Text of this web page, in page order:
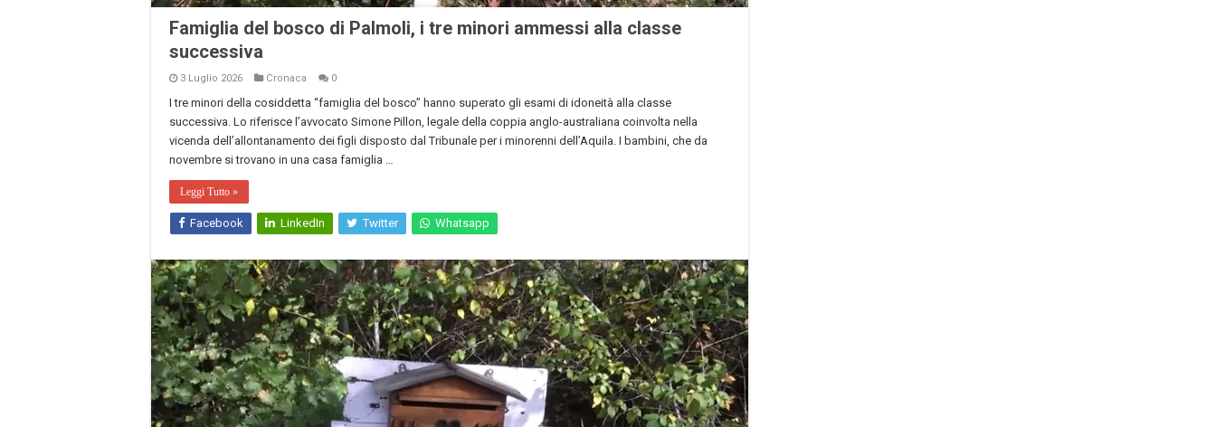
Famiglia del bosco di Palmoli, i tre minori ammessi alla classe
successiva
3 Luglio 2026 Cronaca 0
I tre minori della cosiddetta “famiglia del bosco” hanno superato gli esami di idoneità alla classe
successiva. Lo riferisce l’avvocato Simone Pillon, legale della coppia anglo-australiana coinvolta nella
vicenda dell’allontanamento dei figli disposto dal Tribunale per i minorenni dell’Aquila. I bambini, che da
novembre si trovano in una casa famiglia …
Leggi Tutto »
Facebook LinkedIn Twitter Whatsapp